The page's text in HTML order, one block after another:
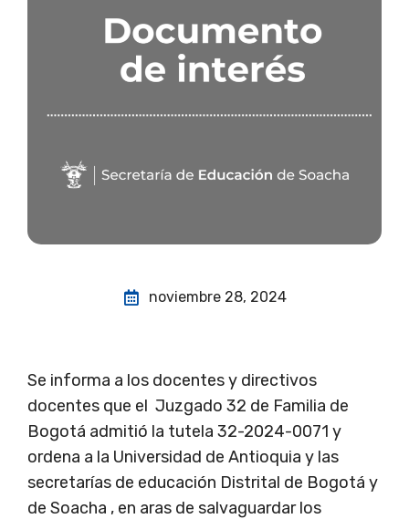
noviembre 28, 2024
Se informa a los docentes y directivos
docentes que el Juzgado 32 de Familia de
Bogotá admitió la tutela 32-2024-0071 y
ordena a la Universidad de Antioquia y las
secretarías de educación Distrital de Bogotá y
de Soacha , en aras de salvaguardar los